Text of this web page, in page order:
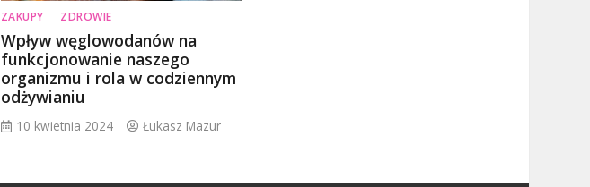
ZAKUPY ZDROWIE
Wpływ węglowodanów na
funkcjonowanie naszego
organizmu i rola w codziennym
odżywianiu
10 kwietnia 2024 Łukasz Mazur